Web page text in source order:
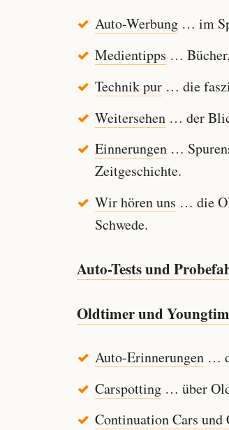
Auto-Werbung… im
Medientipps …
Technik pur… die
Weitersehen… der
Einnerungen…
Zeitgeschichte.
Wir hören uns … die
Schwede.
Auto-Tests und
Oldtimer und
Auto-Erinnerungen…
Carspotting… über
Continuation Cars